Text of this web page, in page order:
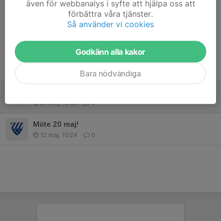
25 maj, 12:00 0
Möte 20 maj!
12 maj, 10:24 0
även för webbanalys i syfte att hjälpa oss att
förbättra våra tjänster.
Så använder vi cookies
Godkänn alla kakor
Bara nödvändiga